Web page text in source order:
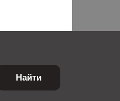
Найти